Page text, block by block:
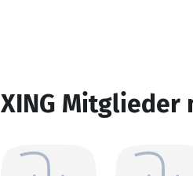
XING Mitglieder